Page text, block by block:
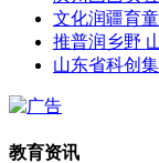
文化润疆育
推普润乡野
山东省科创
教育资讯